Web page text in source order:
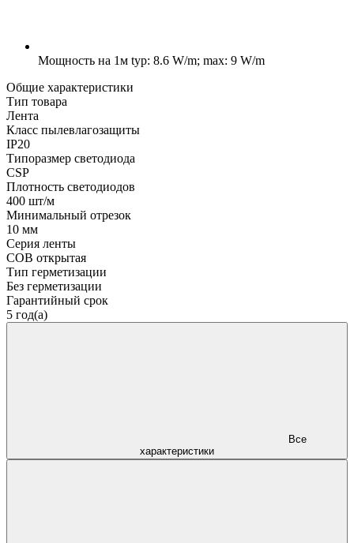
Мощность на 1м typ: 8.6 W/m; max: 9 W/m
Общие характеристики
Тип товара
Лента
Класс пылевлагозащиты
IP20
Типоразмер светодиода
CSP
Плотность светодиодов
400 шт/м
Минимальный отрезок
10 мм
Серия ленты
COB открытая
Тип герметизации
Без герметизации
Гарантийный срок
5 год(а)
характеристики